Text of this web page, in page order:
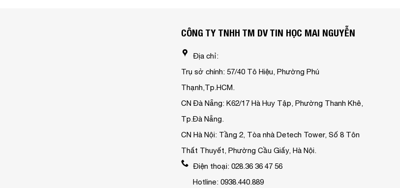
CÔNG TY TNHH TM DV TIN HỌC MAI NGUYỄN
Địa chỉ:
Trụ sở chính: 57/40 Tô Hiệu, Phường Phú
Thạnh,Tp.HCM.
CN Đà Nẵng: K62/17 Hà Huy Tập, Phường Thanh Khê,
Tp.Đà Nẵng.
CN Hà Nội: Tầng 2, Tòa nhà Detech Tower, Số 8 Tôn
Thất Thuyết, Phường Cầu Giấy, Hà Nội.
Điện thoại: 028.36 36 47 56
Hotline: 0938.440.889